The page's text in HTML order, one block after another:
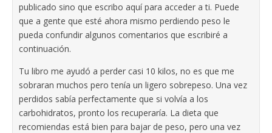
publicado sino que escribo aquí para acceder a ti. Puede
que a gente que esté ahora mismo perdiendo peso le
pueda confundir algunos comentarios que escribiré a
continuación.
Tu libro me ayudó a perder casi 10 kilos, no es que me
sobraran muchos pero tenía un ligero sobrepeso. Una vez
perdidos sabía perfectamente que si volvía a los
carbohidratos, pronto los recuperaría. La dieta que
recomiendas está bien para bajar de peso, pero una vez